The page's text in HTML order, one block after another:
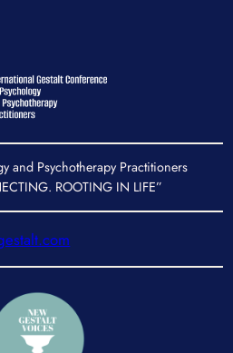
and Psychotherapy Practitioners
ROOTING IN LIFE”